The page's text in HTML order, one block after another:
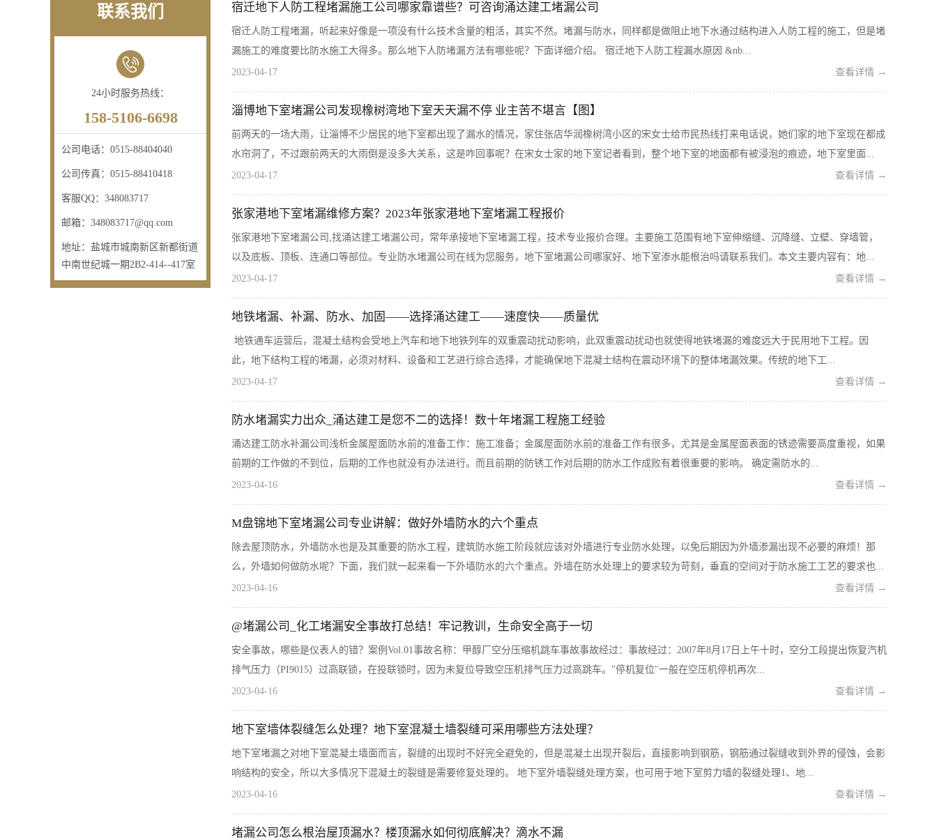
联系我们
24小时服务热线：
158-5106-6698
公司电话： 0515-88404040
公司传真： 0515-88410418
客服QQ： 348083717
邮箱： 348083717@qq.com
地址： 盐城市城南新区新都街道
中南世纪城一期2B2-414--417室
宿迁地下人防工程堵漏施工公司哪家靠谱些？可咨询涌达建工堵漏公司
宿迁人防工程堵漏，听起来好像是一项没有什么技术含量的粗活，其实不然。堵漏与防水，同样都是做阻止地下水通过结构进入人防工程的施工，但是堵
漏施工的难度要比防水施工大得多。那么地下人防堵漏方法有哪些呢？下面详细介绍。 宿迁地下人防工程漏水原因 &nb...
2023-04-17 查看详情 →
淄博地下室堵漏公司发现橡树湾地下室天天漏不停 业主苦不堪言【图】
前两天的一场大雨，让淄博不少居民的地下室都出现了漏水的情况，家住张店华润橡树湾小区的宋女士给市民热线打来电话说，她们家的地下室现在都成
水帘洞了，不过跟前两天的大雨倒是没多大关系，这是咋回事呢？在宋女士家的地下室记者看到，整个地下室的地面都有被浸泡的痕迹，地下室里面...
2023-04-17 查看详情 →
张家港地下室堵漏维修方案？2023年张家港地下室堵漏工程报价
张家港地下室堵漏公司,找涌达建工堵漏公司，常年承接地下室堵漏工程，技术专业报价合理。主要施工范围有地下室伸缩缝、沉降缝、立壁、穿墙管，
以及底板、顶板、连通口等部位。专业防水堵漏公司在线为您服务，地下室堵漏公司哪家好、地下室渗水能根治吗请联系我们。本文主要内容有：地...
2023-04-17 查看详情 →
地铁堵漏、补漏、防水、加固——选择涌达建工——速度快——质量优
地铁通车运营后，混凝土结构会受地上汽车和地下地铁列车的双重震动扰动影响，此双重震动扰动也就使得地铁堵漏的难度远大于民用地下工程。因
此，地下结构工程的堵漏，必须对材料、设备和工艺进行综合选择，才能确保地下混凝土结构在震动环境下的整体堵漏效果。传统的地下工...
2023-04-17 查看详情 →
防水堵漏实力出众_涌达建工是您不二的选择！数十年堵漏工程施工经验
涌达建工防水补漏公司浅析金属屋面防水前的准备工作：施工准备；金属屋面防水前的准备工作有很多，尤其是金属屋面表面的锈迹需要高度重视，如果
前期的工作做的不到位，后期的工作也就没有办法进行。而且前期的防锈工作对后期的防水工作成败有着很重要的影响。 确定需防水的...
2023-04-16 查看详情 →
M盘锦地下室堵漏公司专业讲解：做好外墙防水的六个重点
除去屋顶防水，外墙防水也是及其重要的防水工程，建筑防水施工阶段就应该对外墙进行专业防水处理，以免后期因为外墙渗漏出现不必要的麻烦！那
么，外墙如何做防水呢？下面，我们就一起来看一下外墙防水的六个重点。外墙在防水处理上的要求较为苛刻，垂直的空间对于防水施工工艺的要求也...
2023-04-16 查看详情 →
@堵漏公司_化工堵漏安全事故打总结！牢记教训，生命安全高于一切
安全事故，哪些是仪表人的错？案例Vol.01事故名称：甲醇厂空分压缩机跳车事故事故经过：事故经过：2007年8月17日上午十时，空分工段提出恢复汽机
排气压力（PI9015）过高联锁，在投联锁时，因为未复位导致空压机排气压力过高跳车。"停机复位"一般在空压机停机再次...
2023-04-16 查看详情 →
地下室墙体裂缝怎么处理？地下室混凝土墙裂缝可采用哪些方法处理？
地下室堵漏之对地下室混凝土墙面而言，裂缝的出现时不好完全避免的，但是混凝土出现开裂后，直接影响到钢筋，钢筋通过裂缝收到外界的侵蚀，会影
响结构的安全，所以大多情况下混凝土的裂缝是需要修复处理的。 地下室外墙裂缝处理方案，也可用于地下室剪力墙的裂缝处理1、地...
2023-04-16 查看详情 →
堵漏公司怎么根治屋顶漏水？楼顶漏水如何彻底解决？滴水不漏